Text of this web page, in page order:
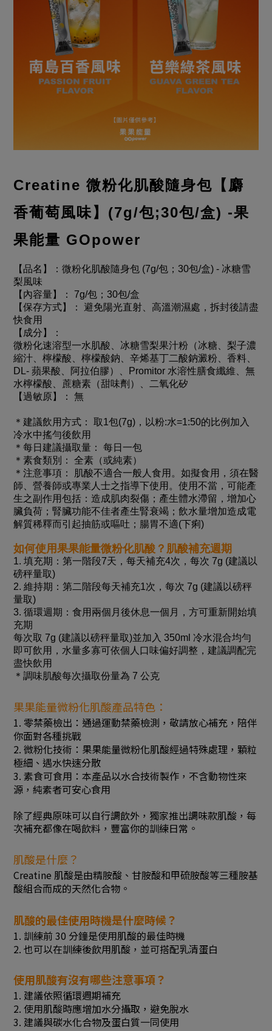
Creatine 微粉化肌酸隨身包【 麝
香葡萄風味】(7g/包;30包/盒) -果
果能量 GOpower
【品名】：微粉化肌酸隨身包 (7g/包；30包/盒) - 冰糖雪
梨風味
【內容量】： 7g/包；30包/盒
【保存方式】： 避免陽光直射、高溫潮濕處，拆封後請盡
快食用
【成分】：
微粉化速溶型一水肌酸、冰糖雪梨果汁粉（冰糖、梨子濃
縮汁、檸檬酸、檸檬酸鈉、辛烯基丁二酸鈉澱粉、香料、
DL- 蘋果酸、阿拉伯膠）、Promitor 水溶性膳食纖維、無
水檸檬酸、蔗糖素（甜味劑）、二氧化矽
【過敏原】： 無
＊建議飲用方式： 取1包(7g)，以粉:水=1:50的比例加入
冷水中搖勻後飲用
＊每日建議攝取量： 每日一包
＊素食類別： 全素（或純素）
＊注意事項： 肌酸不適合一般人食用。如擬食用，須在醫
師、營養師或專業人士之指導下使用。使用不當，可能產
生之副作用包括：造成肌肉裂傷；產生體水滯留，增加心
臟負荷；腎臟功能不佳者產生腎衰竭；飲水量增加造成電
解質稀釋而引起抽筋或嘔吐；腸胃不適(下痢)
如何使用果果能量微粉化肌酸？肌酸補充週期
1. 填充期：第一階段7天，每天補充4次，每次 7g (建議以
磅秤量取)
2. 維持期：第二階段每天補充1次，每次 7g (建議以磅秤
量取)
3. 循環週期：食用兩個月後休息一個月，方可重新開始填
充期
每次取 7g (建議以磅秤量取)並加入 350ml 冷水混合均勻
即可飲用，水量多寡可依個人口味偏好調整，建議調配完
盡快飲用
＊調味肌酸每次攝取份量為 7 公克
果果能量微粉化肌酸產品特色：
1. 零禁藥檢出：通過運動禁藥檢測，敬請放心補充，陪伴
你面對各種挑戰
2. 微粉化技術：果果能量微粉化肌酸經過特殊處理，顆粒
極細、遇水快速分散
3. 素食可食用：本產品以水合技術製作，不含動物性來
源，純素者可安心食用
除了經典原味可以自行調飲外，獨家推出調味款肌酸，每
次補充都像在喝飲料，豐富你的訓練日常。
肌酸是什麼？
Creatine 肌酸是由精胺酸、甘胺酸和甲硫胺酸等三種胺基
酸組合而成的天然化合物。
肌酸的最佳使用時機是什麼時候？
1. 訓練前 30 分鐘是使用肌酸的最佳時機
2. 也可以在訓練後飲用肌酸，並可搭配乳清蛋白
使用肌酸有沒有哪些注意事項？
1. 建議依照循環週期補充
2. 使用肌酸時應增加水分攝取，避免脫水
3. 建議與碳水化合物及蛋白質一同使用